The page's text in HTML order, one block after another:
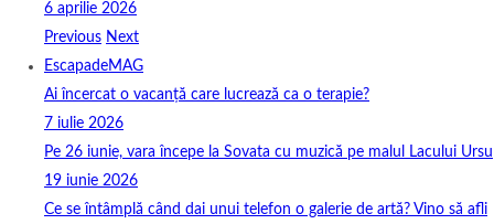
6 aprilie 2026
Previous Next
EscapadeMAG
Ai încercat o vacanță care lucrează ca o terapie?
7 iulie 2026
Pe 26 iunie, vara începe la Sovata cu muzică pe malul Lacului Ursu
19 iunie 2026
Ce se întâmplă când dai unui telefon o galerie de artă? Vino să afli